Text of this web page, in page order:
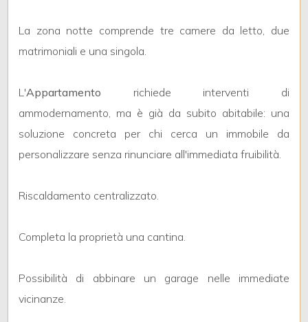
La zona notte comprende tre camere da letto, due
matrimoniali e una singola.
L'Appartamento richiede interventi di
ammodernamento, ma è già da subito abitabile: una
soluzione concreta per chi cerca un immobile da
personalizzare senza rinunciare all'immediata fruibilità.
Riscaldamento centralizzato.
Completa la proprietà una cantina.
Possibilità di abbinare un garage nelle immediate
vicinanze.
5
5+
Bagni
minimi
Qualsiasi
1
2